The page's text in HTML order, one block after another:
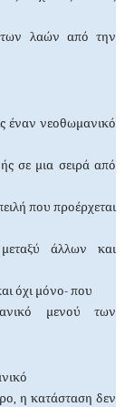
των λαών από την
έναν νεοθωμανικό
σε μια σειρά από
που προέρχεται
μεταξύ άλλων και
όχι μόνο- που
μενού των
η κατάσταση δεν